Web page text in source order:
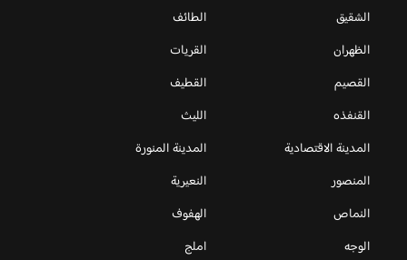
الشقيق
الطائف
الظهران
القريات
القصيم
القطيف
القنفذه
الليث
المدينة الاقتصادية
المدينة المنورة
المنصور
النعيرية
النماص
الهفوف
الوجه
املج